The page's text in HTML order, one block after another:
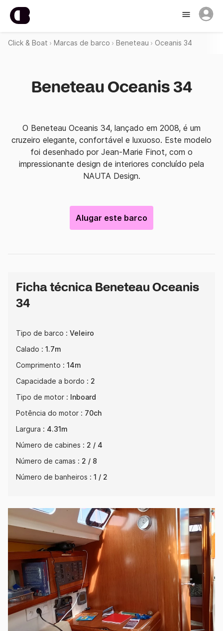
Click & Boat Marcas de barco Beneteau Oceanis 34
Beneteau Oceanis 34
O Beneteau Oceanis 34, lançado em 2008, é um
cruzeiro elegante, confortável e luxuoso. Este modelo
foi desenhado por Jean-Marie Finot, com o
impressionante design de interiores concluído pela
NAUTA Design.
Alugar este barco
Ficha técnica Beneteau Oceanis
34
Tipo de barco : Veleiro
Calado : 1.7m
Comprimento : 14m
Capacidade a bordo : 2
Tipo de motor : Inboard
Potência do motor : 70ch
Largura : 4.31m
Número de cabines : 2 / 4
Número de camas : 2 / 8
Número de banheiros : 1 / 2